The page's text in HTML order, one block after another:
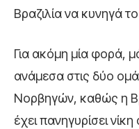
Βραζιλία να κυνηγά το
Για ακόμη μία φορά,
ανάμεσα στις δύο
Νορβηγών, καθώς η
έχει πανηγυρίσει